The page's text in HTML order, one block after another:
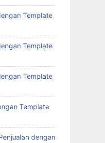
Template
Template
Template
Template
dengan